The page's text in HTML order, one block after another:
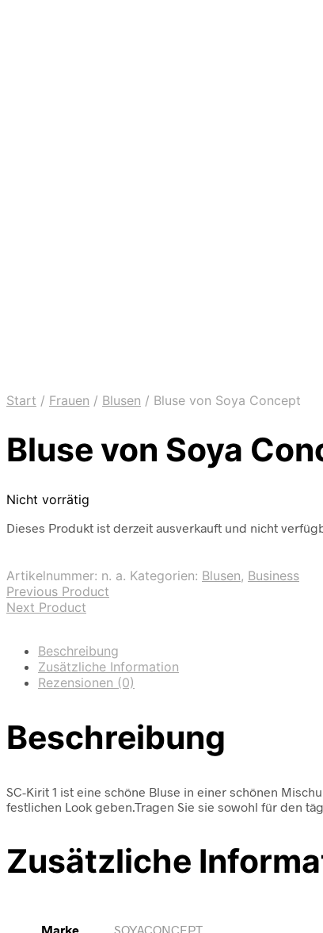
Start / Frauen / Blusen / Bluse von Soya Concept
Bluse von Soya
Nicht vorrätig
Dieses Produkt ist derzeit ausverkauft und nicht
Artikelnummer: n. a. Kategorien: Blusen, Business
Previous Product
Next Product
Beschreibung
Zusätzliche Information
Rezensionen (0)
Beschreibung
SC-Kirit 1 ist eine schöne Bluse in einer schönen
festlichen Look geben.Tragen Sie sie sowohl für den
Zusätzliche
Marke SOYACONCEPT